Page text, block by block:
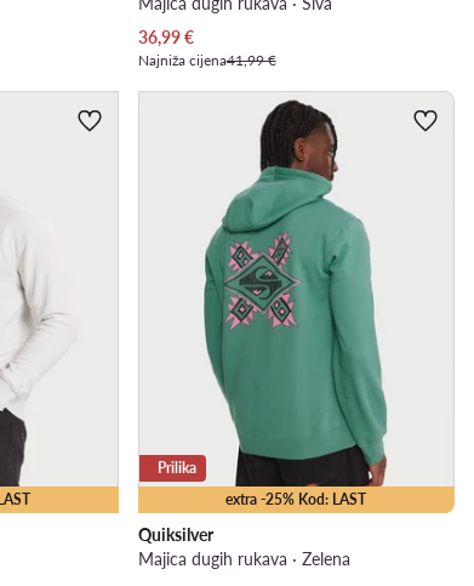
Trenutna cijena
36,99€
Najniža cijena41,99 €
extra -25% Kod: LAST
Prilika
Quiksilver
Majica dugih rukava · Zelena